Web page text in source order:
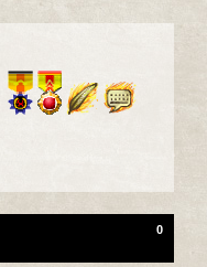
0